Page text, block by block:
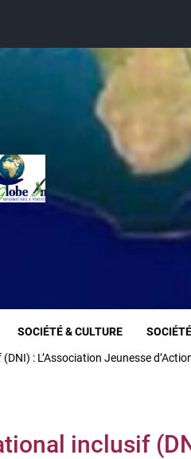
SOCIÉTÉ & CULTURE SOCIÉTÉ
: L’Association Jeunesse
inclusif